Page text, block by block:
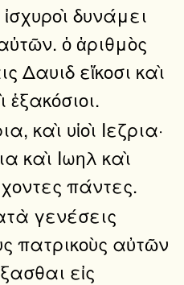
δυνάμει
ὁ ἀριθμὸς
Δαυιδ εἴκοσι καὶ
ἑξακόσιοι.
καὶ υἱοὶ Ιεζρια·
καὶ Ιωηλ καὶ
πάντες.
γενέσεις
πατρικοὺς αὐτῶν
εἰς